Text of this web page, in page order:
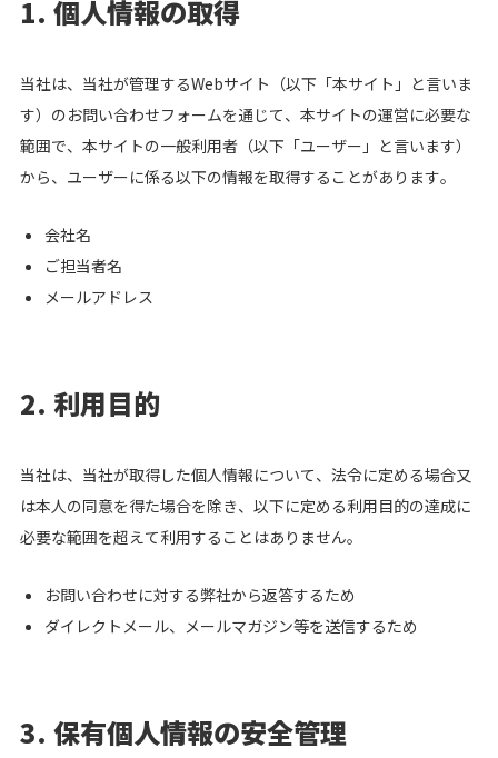
資料請求
シロクロマガジン
お問い合わせ
1. 個人情報の取得
当社は、当社が管理するWebサイト（以下「本サイト」と言いま
す）のお問い合わせフォームを通じて、本サイトの運営に必要な
範囲で、本サイトの一般利用者（以下「ユーザー」と言います）
から、ユーザーに係る以下の情報を取得することがあります。
会社名
ご担当者名
メールアドレス
2. 利用目的
当社は、当社が取得した個人情報について、法令に定める場合又
は本人の同意を得た場合を除き、以下に定める利用目的の達成に
必要な範囲を超えて利用することはありません。
お問い合わせに対する弊社から返答するため
ダイレクトメール、メールマガジン等を送信するため
3. 保有個人情報の安全管理